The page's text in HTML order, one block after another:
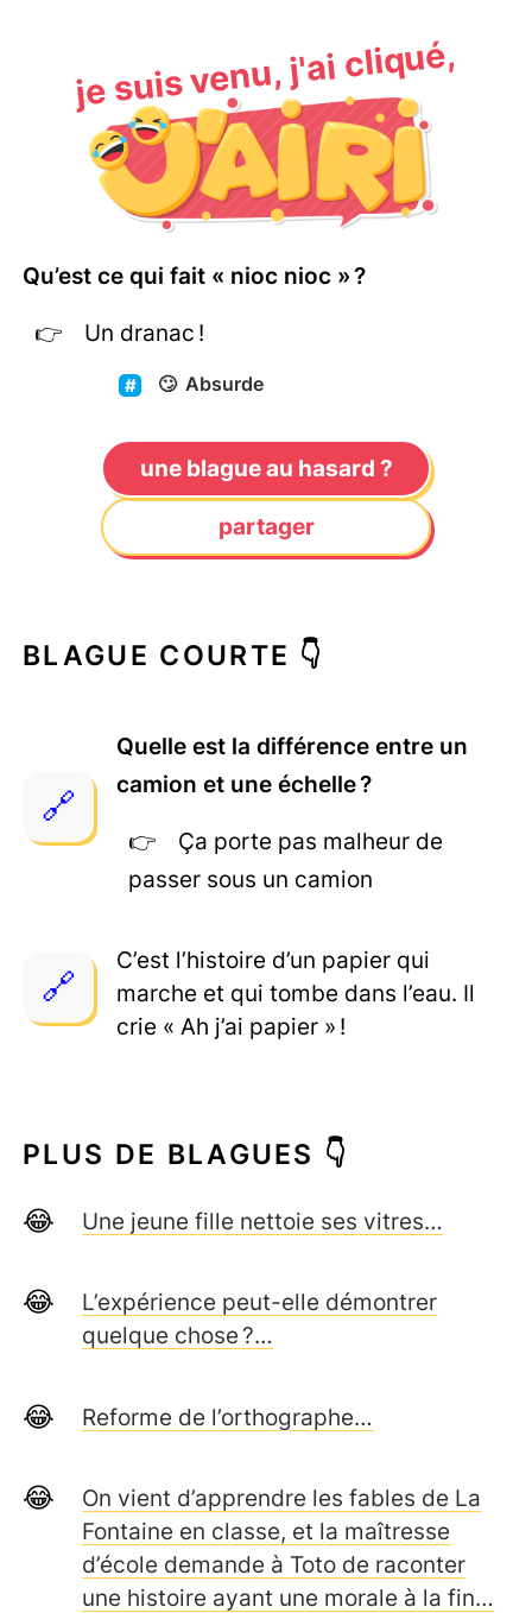
je suis venu, j'ai cliqué,
Qu’est ce qui fait « nioc nioc » ?
Un dranac !
🙄 Absurde
une blague au hasard ?
partager
BLAGUE COURTE 👇
Quelle est la différence entre un
camion et une échelle ?
Ça porte pas malheur de
passer sous un camion
C’est l’histoire d’un papier qui
marche et qui tombe dans l’eau. Il
crie « Ah j’ai papier » !
PLUS DE BLAGUES 👇
Une jeune fille nettoie ses vitres…
L’expérience peut-elle démontrer
quelque chose ?…
Reforme de l’orthographe…
On vient d’apprendre les fables de La
Fontaine en classe, et la maîtresse
d’école demande à Toto de raconter
une histoire ayant une morale à la fin…